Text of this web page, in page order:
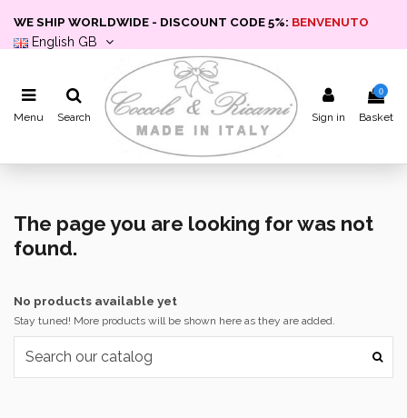
WE SHIP WORLDWIDE - DISCOUNT CODE 5%: BENVENUTO
English GB
Menu Search Sign in
0
Basket
The page you are looking for was not
found.
No products available yet
Stay tuned! More products will be shown here as they are added.